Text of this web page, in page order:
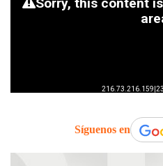
Síguenos en